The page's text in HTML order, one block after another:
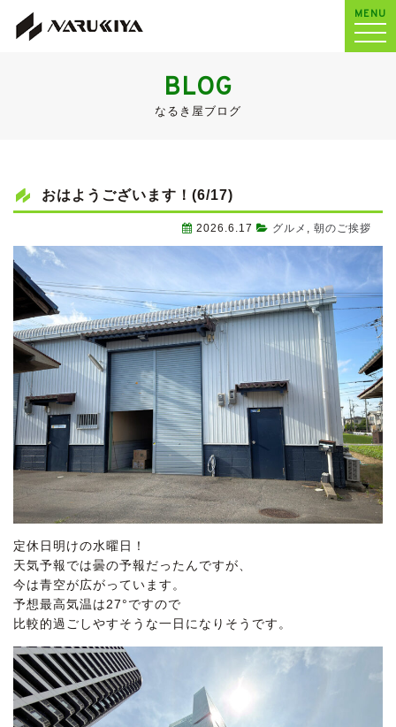
MENU
BLOG
なるき屋ブログ
おはようございます！(6/17)
2026.6.17 グルメ , 朝のご挨拶
定休日明けの水曜日！
天気予報では曇の予報だったんですが、
今は青空が広がっています。
予想最高気温は27°ですので
比較的過ごしやすそうな一日になりそうです。